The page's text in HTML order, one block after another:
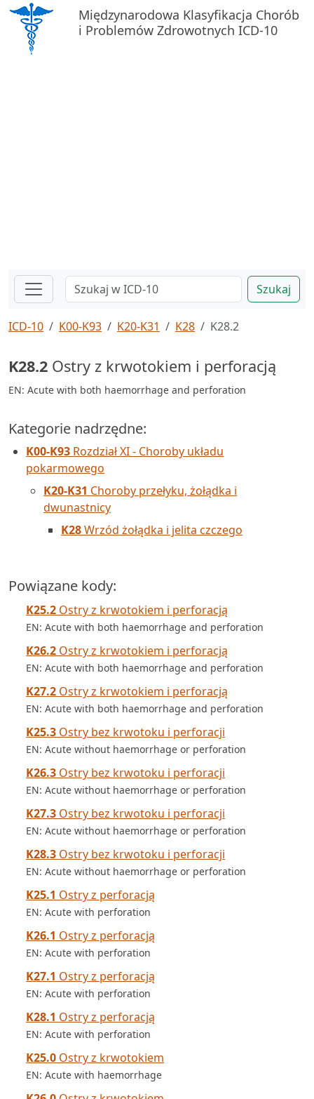
Międzynarodowa Klasyfikacja Chorób
i Problemów Zdrowotnych ICD-10
Szukaj
ICD-10 K00-K93 K20-K31 K28 K28.2
K28.2 Ostry z krwotokiem i perforacją
EN: Acute with both haemorrhage and perforation
Kategorie nadrzędne:
K00-K93 Rozdział XI - Choroby układu
pokarmowego
K20-K31 Choroby przełyku, żołądka i
dwunastnicy
K28Wrzód żołądka i jelita czczego
Powiązane kody:
K25.2 Ostry z krwotokiem i perforacją
EN: Acute with both haemorrhage and perforation
K26.2 Ostry z krwotokiem i perforacją
EN: Acute with both haemorrhage and perforation
K27.2 Ostry z krwotokiem i perforacją
EN: Acute with both haemorrhage and perforation
K25.3 Ostry bez krwotoku i perforacji
EN: Acute without haemorrhage or perforation
K26.3 Ostry bez krwotoku i perforacji
EN: Acute without haemorrhage or perforation
K27.3 Ostry bez krwotoku i perforacji
EN: Acute without haemorrhage or perforation
K28.3 Ostry bez krwotoku i perforacji
EN: Acute without haemorrhage or perforation
K25.1 Ostry z perforacją
EN: Acute with perforation
K26.1 Ostry z perforacją
EN: Acute with perforation
K27.1 Ostry z perforacją
EN: Acute with perforation
K28.1 Ostry z perforacją
EN: Acute with perforation
K25.0 Ostry z krwotokiem
EN: Acute with haemorrhage